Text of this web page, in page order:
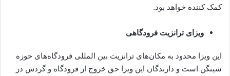
کمک کننده خواهد بود.
ویزای ترانزیت فرودگاهی
این ویزا محدود به مکان‌های ترانزیت بین المللی فرودگاه‌های حوزه
شینگن است و دارندگان این ویزا حق خروج از فرودگاه و گردش در